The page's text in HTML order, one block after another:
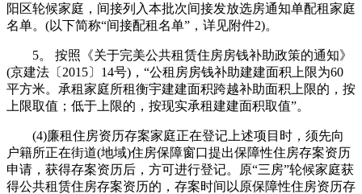
阳区轮候家庭，间接列入本批次间接发放选房通知单配租家庭
名单。(以下简称“间接配租名单”，详见附件2)。
5。 按照《关于完美公共租赁住房房钱补助政策的通知》
(京建法〔2015〕14号)，“公租房房钱补助建建面积上限为60
平方米。承租家庭所租衡宇建建面积跨越补助面积上限的，按
上限取值；低于上限的，按现实承租建建面积取值”。
(4)廉租住房资历存案家庭正在登记上述项目时，须先向
户籍所正在街道(地域)住房保障窗口提出保障性住房存案资历
申请，获得存案资历后，方可进行登记。原“三房”轮候家庭获
得公共租赁住房存案资历的，存案时间以原保障性住房资历存